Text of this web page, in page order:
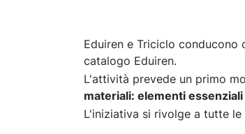
Eduiren e Triciclo
catalogo Eduiren.
L'attività prevede un primo
materiali: elementi
L'iniziativa si rivolge a tutte